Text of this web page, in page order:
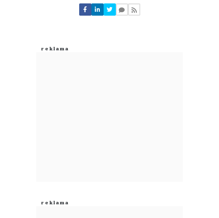
Nie znaleziono komentarzy
Zostaw swoje komentarze